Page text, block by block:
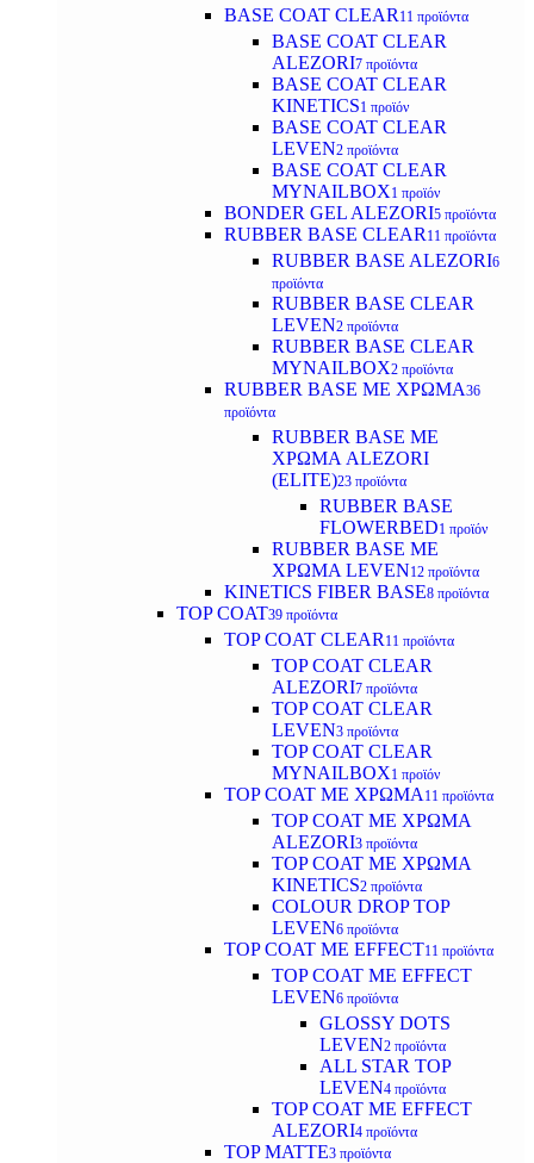
BASE COAT CLEAR 11 προϊόντα
BASE COAT CLEAR
ALEZORI7 προϊόντα
BASE COAT CLEAR
KINETICS1 προϊόν
BASE COAT CLEAR
LEVEN2 προϊόντα
BASE COAT CLEAR
MYNAILBOX1 προϊόν
BONDER GEL ALEZORI5 προϊόντα
RUBBER BASE CLEAR 11 προϊόντα
RUBBER BASE ALEZORI6
προϊόντα
RUBBER BASE CLEAR
LEVEN2 προϊόντα
RUBBER BASE CLEAR
MYNAILBOX2 προϊόντα
RUBBER BASE ΜΕ ΧΡΩΜΑ36
προϊόντα
RUBBER BASE ΜΕ
ΧΡΩΜΑ ALEZORI
(ELITE)23 προϊόντα
RUBBER BASE
FLOWERBED1 προϊόν
RUBBER BASE ΜΕ
ΧΡΩΜΑ LEVEN12 προϊόντα
KINETICS FIBER BASE8 προϊόντα
TOP COAT39 προϊόντα
TOP COAT CLEAR 11 προϊόντα
TOP COAT CLEAR
ALEZORI7 προϊόντα
TOP COAT CLEAR
LEVEN3 προϊόντα
TOP COAT CLEAR
MYNAILBOX1 προϊόν
TOP COAT ΜΕ ΧΡΩΜΑ 11 προϊόντα
TOP COAT ΜΕ ΧΡΩΜΑ
ALEZORI3 προϊόντα
TOP COAT ΜΕ ΧΡΩΜΑ
KINETICS2 προϊόντα
COLOUR DROP TOP
LEVEN6 προϊόντα
TOP COAT ΜΕ EFFECT11 προϊόντα
TOP COAT ME EFFECT
LEVEN6 προϊόντα
GLOSSY DOTS
LEVEN2 προϊόντα
ALL STAR TOP
LEVEN4 προϊόντα
TOP COAT ME EFFECT
ALEZORI4 προϊόντα
TOP MATTE3 προϊόντα